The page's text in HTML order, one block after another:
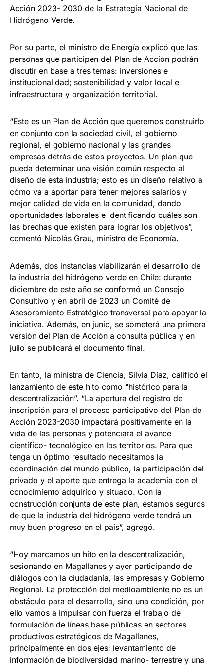
Acción 2023- 2030 de la Estrategia Nacional de
Hidrógeno Verde.
Por su parte, el ministro de Energía explicó que las
personas que participen del Plan de Acción podrán
discutir en base a tres temas: inversiones e
institucionalidad; sostenibilidad y valor local e
infraestructura y organización territorial.
“Este es un Plan de Acción que queremos construirlo
en conjunto con la sociedad civil, el gobierno
regional, el gobierno nacional y las grandes
empresas detrás de estos proyectos. Un plan que
pueda determinar una visión común respecto al
diseño de esta industria; esto es un diseño relativo a
cómo va a aportar para tener mejores salarios y
mejor calidad de vida en la comunidad, dando
oportunidades laborales e identificando cuáles son
las brechas que existen para lograr los objetivos”,
comentó Nicolás Grau, ministro de Economía.
Además, dos instancias viabilizarán el desarrollo de
la industria del hidrógeno verde en Chile: durante
diciembre de este año se conformó un Consejo
Consultivo y en abril de 2023 un Comité de
Asesoramiento Estratégico transversal para apoyar la
iniciativa. Además, en junio, se someterá una primera
versión del Plan de Acción a consulta pública y en
julio se publicará el documento final.
En tanto, la ministra de Ciencia, Silvia Díaz, calificó el
lanzamiento de este hito como “histórico para la
descentralización”. “La apertura del registro de
inscripción para el proceso participativo del Plan de
Acción 2023-2030 impactará positivamente en la
vida de las personas y potenciará el avance
científico- tecnológico en los territorios. Para que
tenga un óptimo resultado necesitamos la
coordinación del mundo público, la participación del
privado y el aporte que entrega la academia con el
conocimiento adquirido y situado. Con la
construcción conjunta de este plan, estamos seguros
de que la industria del hidrógeno verde tendrá un
muy buen progreso en el país”, agregó.
“Hoy marcamos un hito en la descentralización,
sesionando en Magallanes y ayer participando de
diálogos con la ciudadanía, las empresas y Gobierno
Regional. La protección del medioambiente no es un
obstáculo para el desarrollo, sino una condición, por
ello vamos a impulsar con fuerza el trabajo de
formulación de líneas base públicas en sectores
productivos estratégicos de Magallanes,
principalmente en dos ejes: levantamiento de
información de biodiversidad marino- terrestre y una